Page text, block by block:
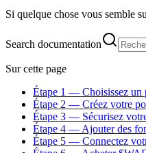
Si quelque chose vous semble
Search documentation
Sur cette page
Étape 1 — Choisissez un
Étape 2 — Créez votre
Étape 3 — Sécurisez
Étape 4 — Ajouter des
Étape 5 — Connectez